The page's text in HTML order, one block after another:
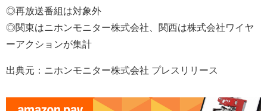
◎再放送番組は対象外
◎関東はニホンモニター株式会社、関西は株式会社ワイヤ
ーアクションが集計
出典元：ニホンモニター株式会社 プレスリリース